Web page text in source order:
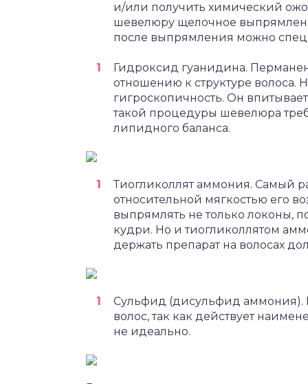
и/или получить химический
шевелюру щелочное
после выпрямления можно
Гидроксид гуанидина.
отношению к структуре волоса.
гигроскопичность. Он
такой процедуры шевелюра
липидного баланса.
Тиогликоллят аммония. Самый
относительной мягкостью его
выпрямлять не только локоны,
кудри. Но и тиогликоллятом
держать препарат на волосах
Сульфид (дисульфид аммония).
волос, так как действует
не идеально.